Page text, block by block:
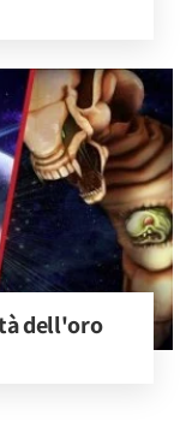
dell'oro